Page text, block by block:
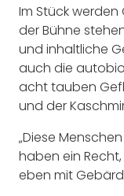
Im Stück
der Bühne
und inhaltliche
auch die
acht tauben
und der
„Diese
haben ein
eben mit